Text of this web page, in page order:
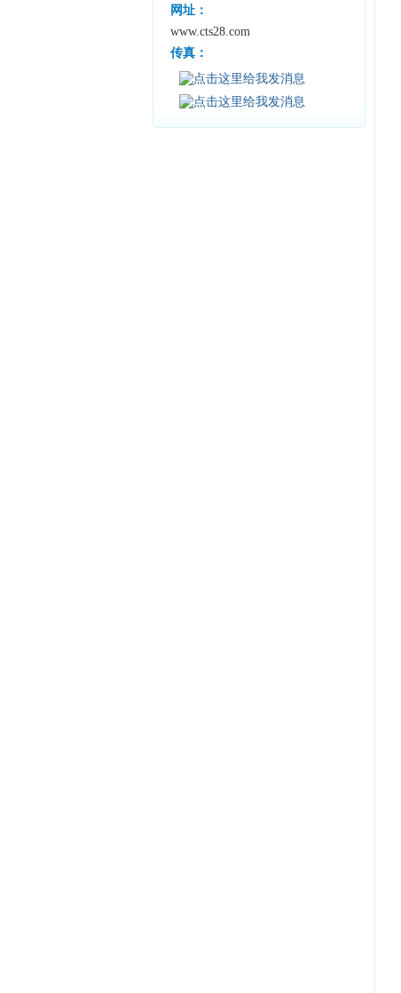
网址：
www.cts28.com
传真：